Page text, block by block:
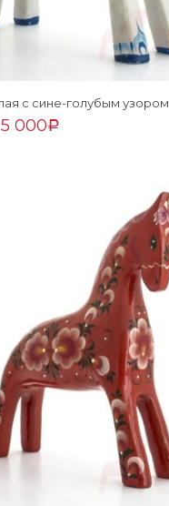
с сине-голубым узором
5 000Р